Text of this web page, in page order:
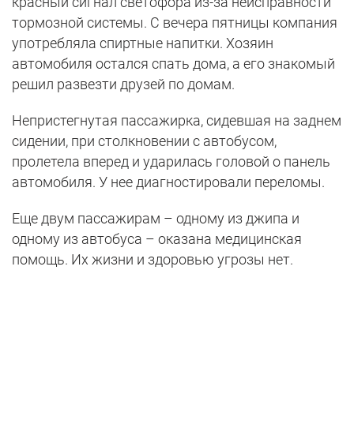
тормозной системы. С вечера пятницы компания
употребляла спиртные напитки. Хозяин
автомобиля остался спать дома, а его знакомый
решил развезти друзей по домам.
Непристегнутая пассажирка, сидевшая на заднем
сидении, при столкновении с автобусом,
пролетела вперед и ударилась головой о панель
автомобиля. У нее диагностировали переломы.
Еще двум пассажирам – одному из джипа и
одному из автобуса – оказана медицинская
помощь. Их жизни и здоровью угрозы нет.